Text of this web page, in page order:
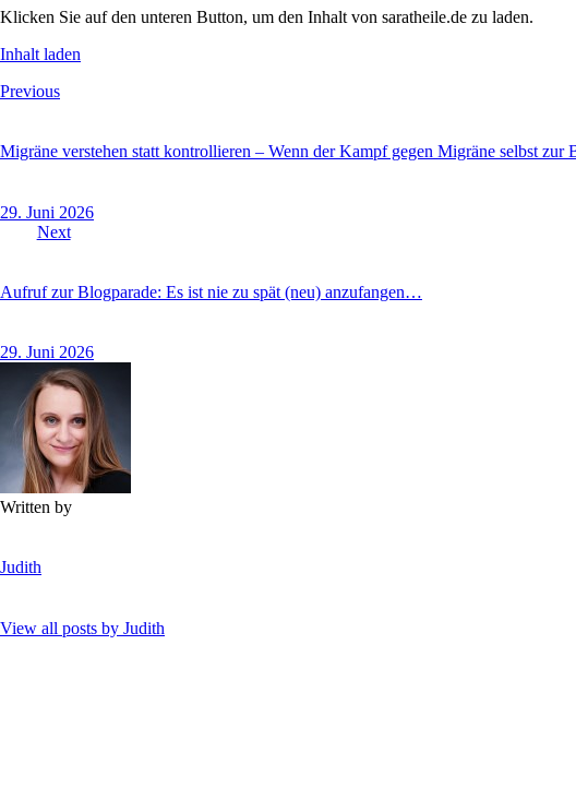
Klicken Sie auf den unteren Button, um den Inhalt von saratheile.de zu laden.
Inhalt laden
Previous
Migräne verstehen statt kontrollieren – Wenn der Kampf gegen Migräne selbst zur
29. Juni 2026
Next
Aufruf zur Blogparade: Es ist nie zu spät (neu) anzufangen…
29. Juni 2026
Written by
Judith
View all posts by Judith